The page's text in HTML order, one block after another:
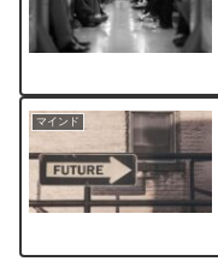
マインド